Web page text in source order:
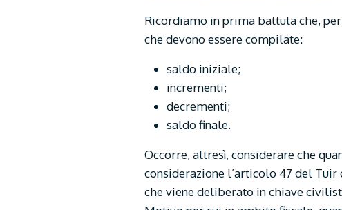
Ricordiamo in prima battuta che, per
che devono essere compilate:
saldo iniziale;
incrementi;
decrementi;
saldo finale.
Occorre, altresì, considerare che
considerazione l’articolo 47 del
che viene deliberato in chiave